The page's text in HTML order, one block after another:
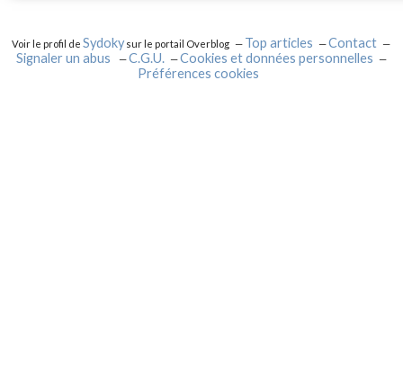
Voir le profil deSydokysur le portail Overblog Top articles
Contact
Signaler un abus
C.G.U.
Cookies et données personnelles
Préférences cookies